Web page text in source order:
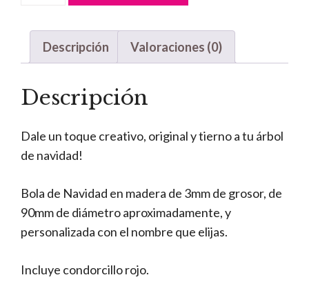
calada
Descripción Valoraciones (0)
Descripción
Dale un toque creativo, original y tierno a tu árbol
de navidad!
Bola de Navidad en madera de 3mm de grosor, de
90mm de diámetro aproximadamente, y
personalizada con el nombre que elijas.
Incluye condorcillo rojo.